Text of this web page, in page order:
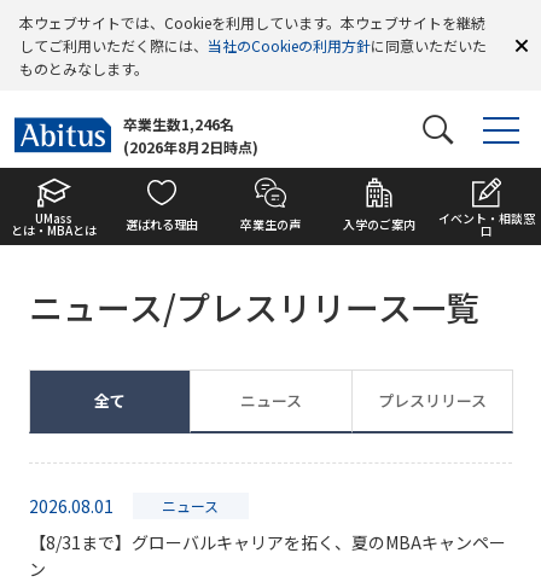
本ウェブサイトでは、Cookieを利用しています。本ウェブサイトを継続
してご利用いただく際には、 当社のCookieの利用方針に同意いただいた
ものとみなします。
卒業生数1,246名
(2026年8月2日時点)
UMass
とは・MBAとは 選ばれる理由 卒業生の声 入学のご案内 イベント・相談窓
口
ニュース/プレスリリース一覧
全て ニュース プレスリリース
2026.08.01 ニュース
【8/31まで】グローバルキャリアを拓く、夏のMBAキャンペー
ン